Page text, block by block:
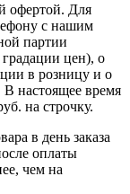
офертой. Для
с нашим
партии
цен), о
в розницу и о
настоящее время
на строчку.
в день заказа
оплаты
чем на